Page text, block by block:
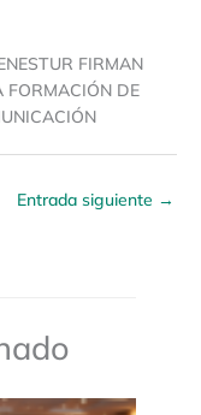
FIRMAN
FORMACIÓN DE
Entrada siguiente →